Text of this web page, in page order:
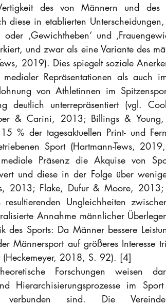
des von Männern und des
diese in etablierten Unterscheidungen,
oder ‚Gewichtheben‘ und
und zwar als eine Variante des
2019). Dies spiegelt soziale
Repräsentationen als auch
von Athletinnen im
deutlich unterrepräsentiert (vgl.
& Carini, 2013; Billings & Young,
% der tagesaktuellen Print- und
Sport (Hartmann-Tews,
Präsenz die Akquise von
und diese in der Folge über
2013; Flake, Dufur & Moore, 2013;
Ungleichheiten
Annahme männlicher
des Sports: Da Männer bessere
Männersport auf größeres Interesse
(Heckemeyer, 2018, S. 92). [4]
Forschungen weisen
Hierarchisierungsprozesse im
verbunden sind. Die